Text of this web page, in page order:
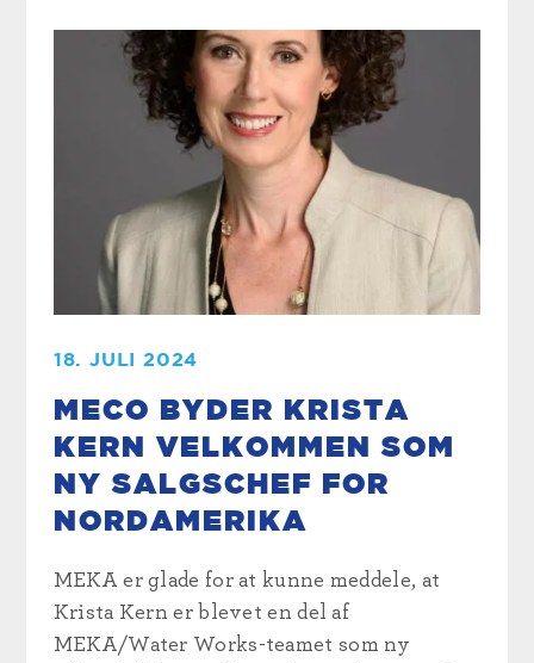
18. JULI 2024
MECO BYDER KRISTA
KERN VELKOMMEN SOM
NY SALGSCHEF FOR
NORDAMERIKA
MEKA er glade for at kunne meddele, at
Krista Kern er blevet en del af
MEKA/Water Works-teamet som ny